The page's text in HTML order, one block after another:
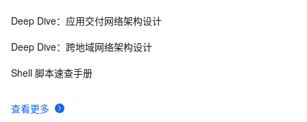
查看更多
Deep Dive：应用交付网络架构设计
Deep Dive：跨地域网络架构设计
Shell 脚本速查手册